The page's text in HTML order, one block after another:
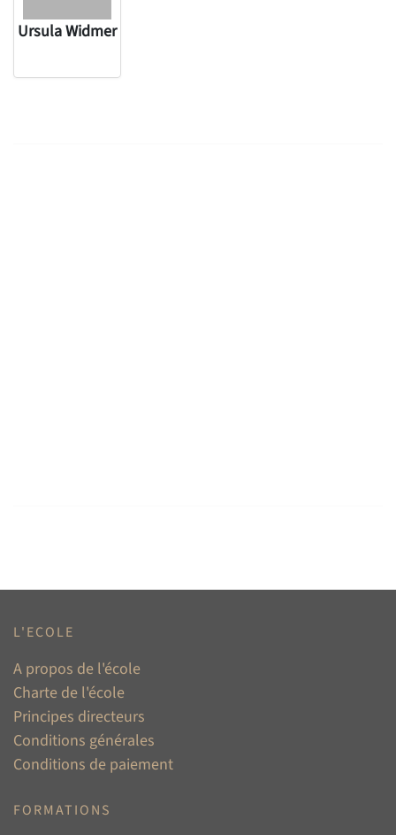
Ursula Widmer
L'ECOLE
A propos de l'école
Charte de l'école
Principes directeurs
Conditions générales
Conditions de paiement
FORMATIONS